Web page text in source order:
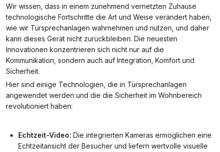
Wir wissen, dass in einem zunehmend vernetzten Zuhause
technologische Fortschritte die Art und Weise verändert haben,
wie wir Türsprechanlagen wahrnehmen und nutzen, und daher
kann dieses Gerät nicht zurückbleiben. Die neuesten
Innovationen konzentrieren sich nicht nur auf die
Kommunikation, sondern auch auf Integration, Komfort und
Sicherheit.
Hier sind einige Technologien, die in Türsprechanlagen
angewendet werden und die die Sicherheit im Wohnbereich
revolutioniert haben:
Echtzeit-Video: Die integrierten Kameras ermöglichen eine
Echtzeitansicht der Besucher und liefern wertvolle visuelle